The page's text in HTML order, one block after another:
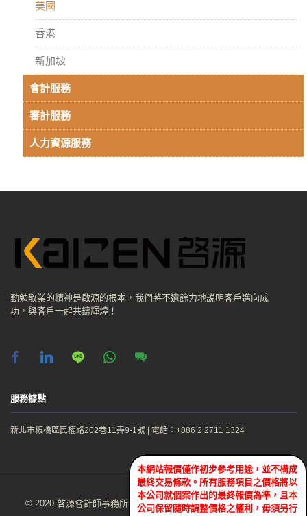
美國
香港
新加坡
會計服務
審計服務
人力資源服務
勤勉敬業的精神是啟源的根本，我們將不遺餘力地説明客戶邁向成
功，與客戶一起共鑄輝煌！
facebook linkedin line whatsapp chat
服務據點
新北市板橋區民權路202巷11弄9-1號 電話：+886 2 2711 1324
© 2020 啓源會計師事務所Kaizen CPA Firm. All Rights Reserved.
本網站報價僅作初步參考用途，並不構成
最終交易條款。所有服務項目之價格將以
本公司就個案作出的最終報價為準，且本
公司保留隨時調整價格之權利，毋須另行